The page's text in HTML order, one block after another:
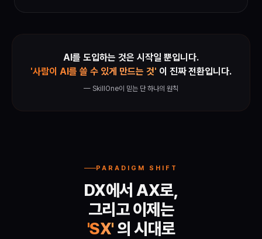
AI를 도입하는 것은 시작일 뿐입니다.
'사람이 AI를 쓸 수 있게 만드는 것' 이 진짜 전환입니다.
— SkillOne이 믿는 단 하나의 원칙
PARADIGM SHIFT
DX에서 AX로,
그리고 이제는
'SX' 의 시대로